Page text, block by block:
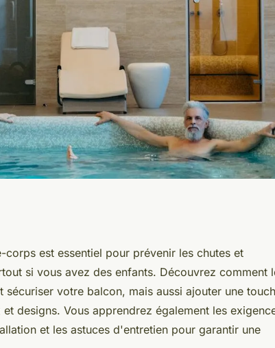
de
corps est essentiel pour prévenir les chutes et
si vous avez des enfants. Découvrez comment
votre balcon, mais aussi ajouter une
designs. Vous apprendrez également les
et les astuces d'entretien pour garantir une